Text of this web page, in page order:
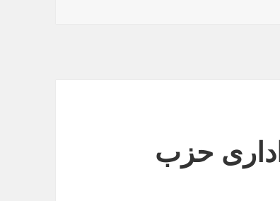
حزب